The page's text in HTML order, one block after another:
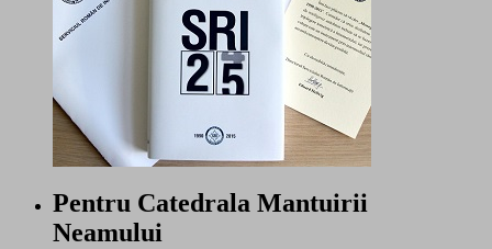
Pentru Catedrala Mantuirii
Neamului